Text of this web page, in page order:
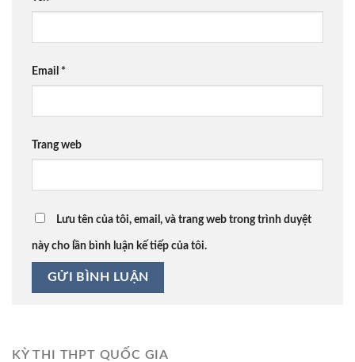
Email *
Trang web
Lưu tên của tôi, email, và trang web trong trình duyệt
này cho lần bình luận kế tiếp của tôi.
KỲ THI THPT QUỐC GIA